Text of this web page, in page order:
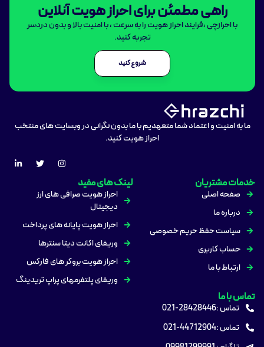
راهی مطمئن برای احراز هویت آنلاین
با احرازچی ،فرایند احراز هویت را به سرعت ، با امنیت بالا و بدون دردسر
تجربه کنید.
شروع کنید
ما به امنیت و اعتماد شما متعهدیم با ما بدون نگرانی در وبسایت های منتخب
احراز هویت کنید.
خدمات مشتریان
صفحه اصلی
درباره ما
سیاست حفظ حریم خصوصی
حساب کاربری
ارتباط با ما
لینک های مفید
احراز هویت صرافی های ارز
دیجیتال
احراز هویت پایانه های پرداخت
وریفای اکانت دیتا سنترها
احراز هویت بروکر های فارکس
وریفای پلتفرمهای پراپ تریدینگ
تماس با ما
تماس :28428446-021
تماس :44712904-021